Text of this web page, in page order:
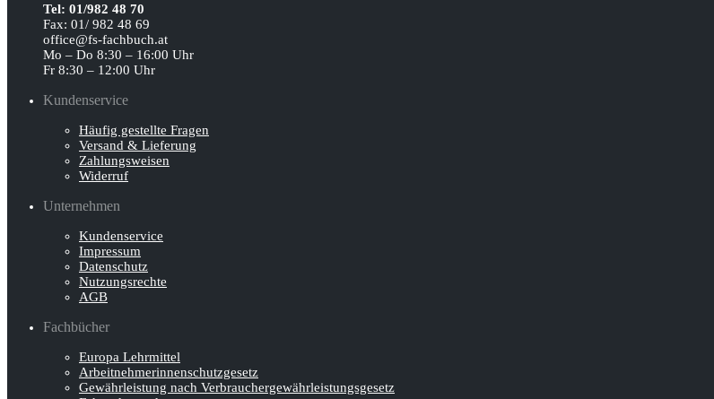
Tel: 01/982 48 70
Fax: 01/ 982 48 69
office@fs-fachbuch.at
Mo – Do 8:30 – 16:00 Uhr
Fr 8:30 – 12:00 Uhr
Kundenservice
Häufig gestellte Fragen
Versand & Lieferung
Zahlungsweisen
Widerruf
Unternehmen
Kundenservice
Impressum
Datenschutz
Nutzungsrechte
AGB
Fachbücher
Europa Lehrmittel
Arbeitnehmerinnen­schutz­gesetz
Gewährleistung nach Verbraucher­gewähr­leistungsgesetz